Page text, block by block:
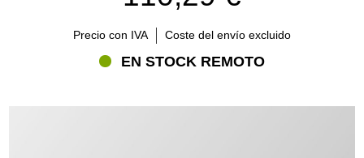
Precio con IVA Coste del envío excluido
EN STOCK REMOTO